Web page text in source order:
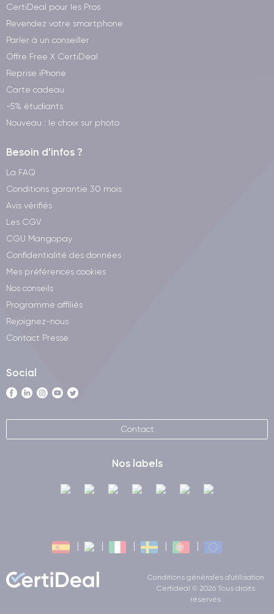
CertiDeal pour les Pros
Revendez votre smartphone
Parler à un conseiller
Offre Free X CertiDeal
Reprise iPhone
Carte cadeau
-5% étudiants
Nouveau : le choix sur photo
Besoin d'infos ?
La FAQ
Conditions garantie 30 mois
Avis vérifiés
Les CGV
CGU Mangopay
Confidentialité des données
Mes préférences cookies
Nos conseils
Programme affiliés
Rejoignez-nous
Contact Presse
Social
Contact
Nos labels
Conditions générales d'utilisation
Certideal © 2026 Tous droits
réservés